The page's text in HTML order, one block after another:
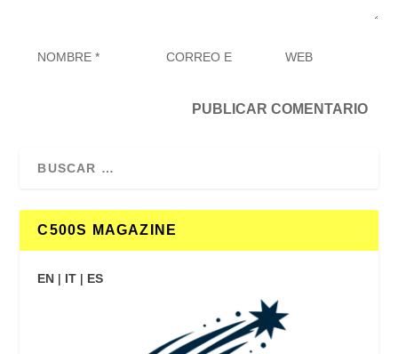
C500S MAGAZINE
EN | IT | ES